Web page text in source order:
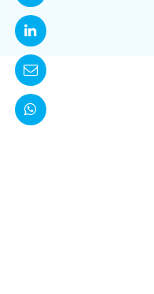


